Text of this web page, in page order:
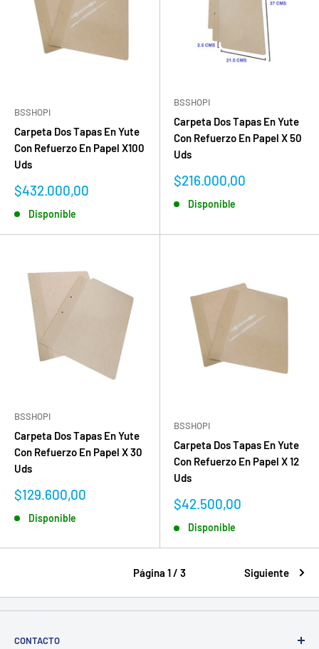
BSSHOPI
Carpeta Dos Tapas En Yute
Con Refuerzo En Papel X100
Uds
Precio
venta
$432.000,00
Disponible
BSSHOPI
Carpeta Dos Tapas En Yute
Con Refuerzo En Papel X 50
Uds
Precio
venta
$216.000,00
Disponible
BSSHOPI
Carpeta Dos Tapas En Yute
Con Refuerzo En Papel X 30
Uds
Precio
venta
$129.600,00
Disponible
BSSHOPI
Carpeta Dos Tapas En Yute
Con Refuerzo En Papel X 12
Uds
Precio
venta
$42.500,00
Disponible
Página 1 / 3 Siguiente
CONTACTO